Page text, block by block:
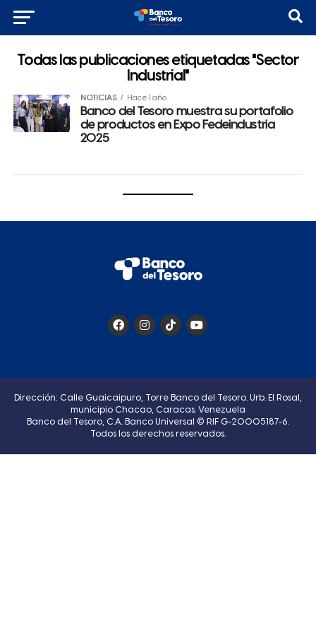
Todas las publicaciones etiquetadas "Sector
Industrial"
NOTICIAS Hace 1 año
Banco del Tesoro muestra su portafolio
de productos en Expo Fedeindustria
2025
Dirección: Calle Guaicaipuro, Torre Banco del Tesoro. Urb. El Rosal,
municipio Chacao, Caracas. Venezuela
Banco del Tesoro, C.A. Banco Universal © RIF G-20005187-6.
Todos los derechos reservados.